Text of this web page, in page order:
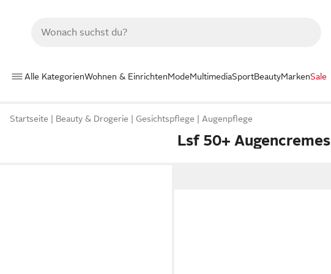
Alle KategorienWohnen & EinrichtenModeMultimediaSportBeautyMarkenSale
Startseite Beauty & Drogerie Gesichtspflege Augenpflege
Lsf 50+ Augencremes